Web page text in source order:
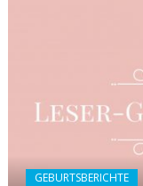
GEBURTSBERICHTE